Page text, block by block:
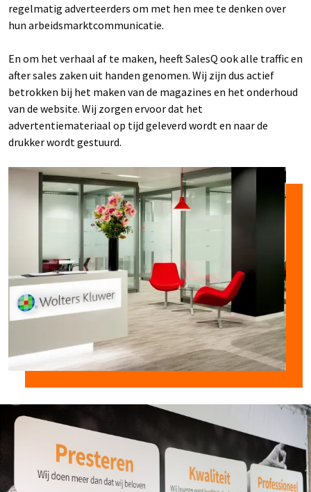
regelmatig adverteerders om met hen mee te denken over
hun arbeidsmarktcommunicatie.
En om het verhaal af te maken, heeft SalesQ ook alle traffic en
after sales zaken uit handen genomen. Wij zijn dus actief
betrokken bij het maken van de magazines en het onderhoud
van de website. Wij zorgen ervoor dat het
advertentiemateriaal op tijd geleverd wordt en naar de
drukker wordt gestuurd.